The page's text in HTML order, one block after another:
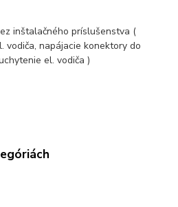
inštalačného príslušenstva (
vodiča, napájacie konektory do
el. vodiča )